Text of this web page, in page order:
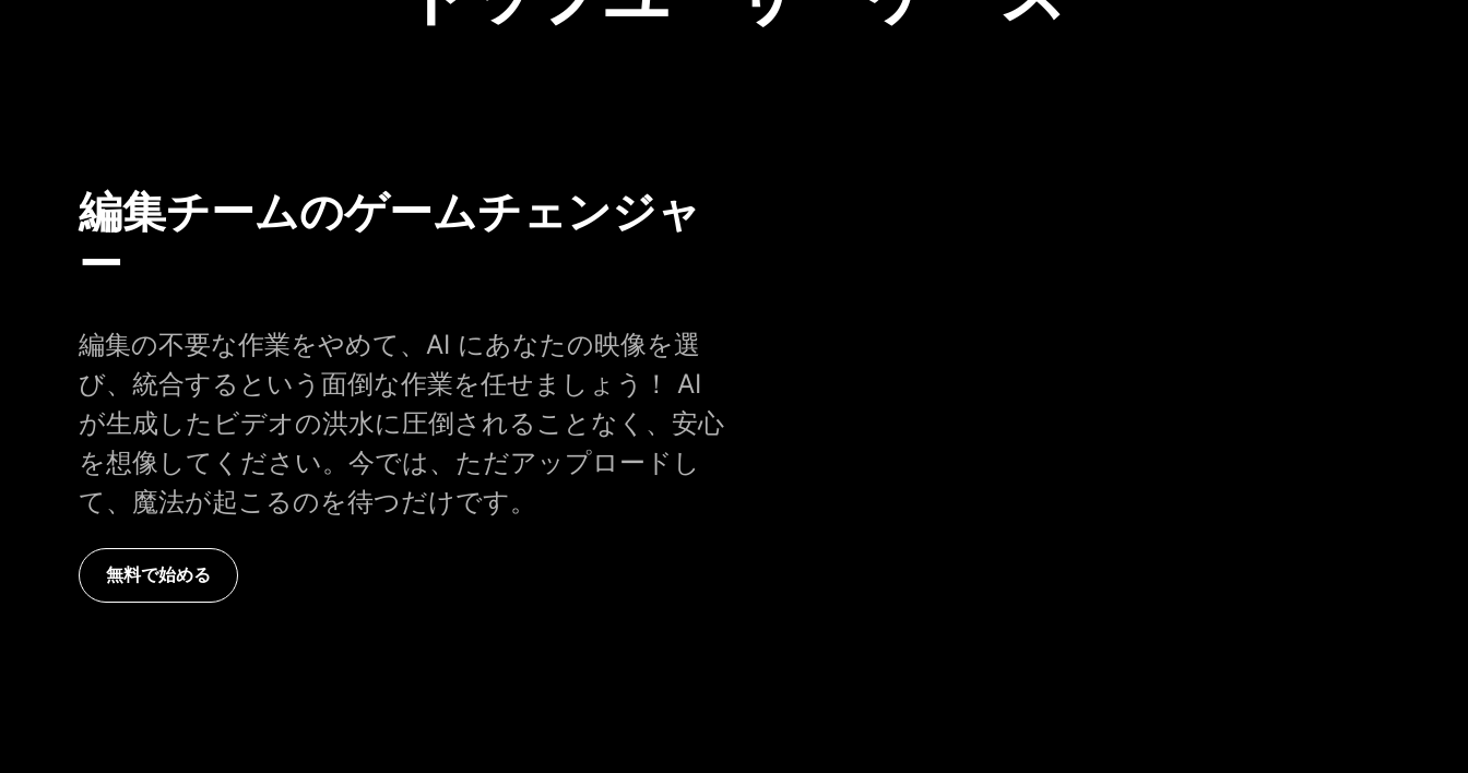
編集チームのゲームチェンジャ
ー
編集の不要な作業をやめて、AI にあなたの映像を選
び、統合するという面倒な作業を任せましょう！ AI
が生成したビデオの洪水に圧倒されることなく、安心
を想像してください。今では、ただアップロードし
て、魔法が起こるのを待つだけです。
無料で始める